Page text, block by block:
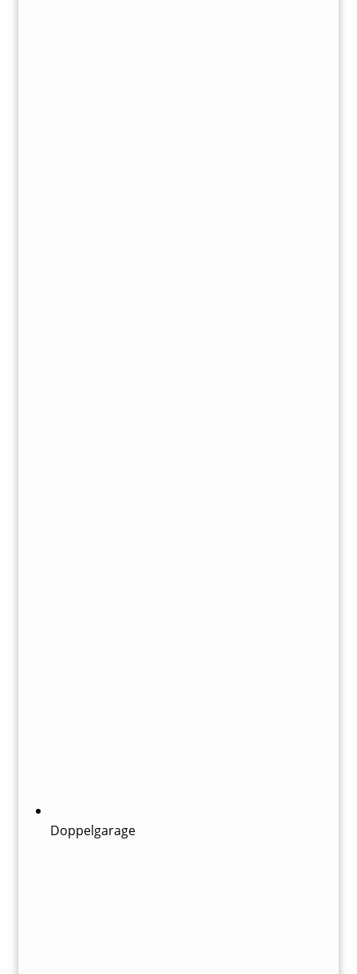
Doppelgarage